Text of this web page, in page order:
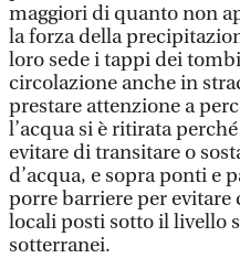
maggiori di quanto non
la forza della
loro sede i tappi dei
circolazione anche in
prestare attenzione a
l’acqua si è ritirata
evitare di transitare o
d’acqua, e sopra ponti e
porre barriere per evitare
locali posti sotto il livello
sotterranei.